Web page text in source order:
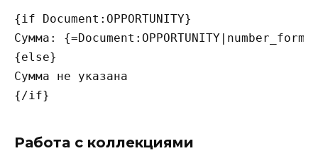
{if Document:OPPORTUNITY}
Сумма:
{else}
Сумма не указана
Работа с коллекциями